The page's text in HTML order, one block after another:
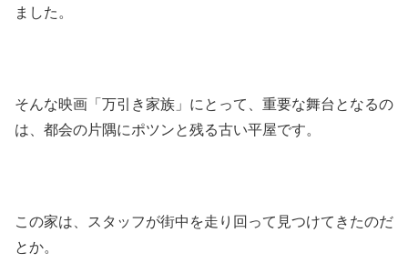
ました。
そんな映画「万引き家族」にとって、重要な舞台となるの
は、都会の片隅にポツンと残る古い平屋です。
この家は、スタッフが街中を走り回って見つけてきたのだ
とか。